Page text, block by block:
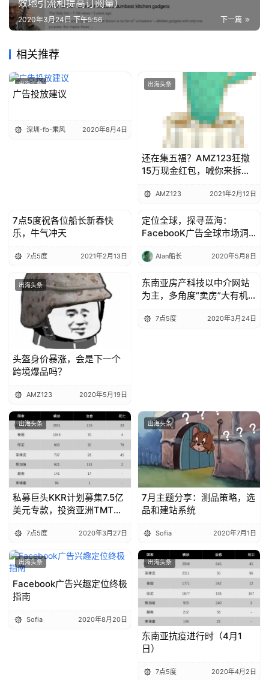
效地引流和提高订阅量）
下一篇
2020年3月24日 下午5:56
相关推荐
出海头条
广告投放建议
深圳-fb-乘风 2020年8月4日
出海头条
还在集五福？AMZ123狂撒
15万现金红包，喊你来拆
AMZ123 2021年2月12日
出海头条
7点5度祝各位船长新春快
乐，牛气冲天
7点5度 2021年2月13日
出海头条
定位全球，探寻蓝海：
FacebooK广告全球市场洞
Alan船长 2020年5月8日
出海头条
头盔身价暴涨，会是下一个
跨境爆品吗？
AMZ123 2020年5月19日
出海头条
东南亚房产科技以中介网站
为主，多角度“卖房”大有机
7点5度 2020年3月24日
出海头条
私募巨头KKR计划募集7.5亿
美元专款，投资亚洲TMT行
7点5度 2020年3月27日
出海头条
7月主题分享：测品策略，选
品和建站系统
Sofia 2020年7月1日
出海头条
Facebook广告兴趣定位终极
指南
Sofia 2020年8月20日
出海头条
东南亚抗疫进行时（4月1
日）
7点5度 2020年4月2日